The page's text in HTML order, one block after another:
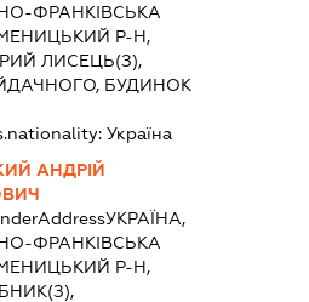
ФРАНКІВСЬКА
Р-Н,
ЛИСЕЦЬ(З),
БУДИНОК
Україна
АНДРІЙ
УКРАЇНА,
ФРАНКІВСЬКА
Р-Н,